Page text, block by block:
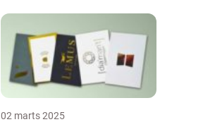
02 marts 2025